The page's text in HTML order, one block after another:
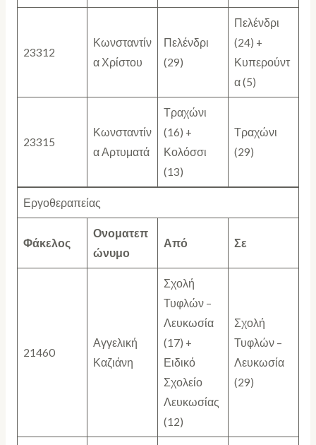
23312
Κωνσταντίν
α Χρίστου
Πελένδρι
(29)
Πελένδρι
(24) +
Κυπερούντ
α (5)
23315
Κωνσταντίν
α Αρτυματά
Τραχώνι
(16) +
Κολόσσι
(13)
Τραχώνι
(29)
Εργοθεραπείας
Φάκελος
Ονοματεπ
ώνυμο
Από Σε
21460
Αγγελική
Καζιάνη
Σχολή
Τυφλών –
Λευκωσία
(17) +
Ειδικό
Σχολείο
Λευκωσίας
(12)
Σχολή
Τυφλών –
Λευκωσία
(29)